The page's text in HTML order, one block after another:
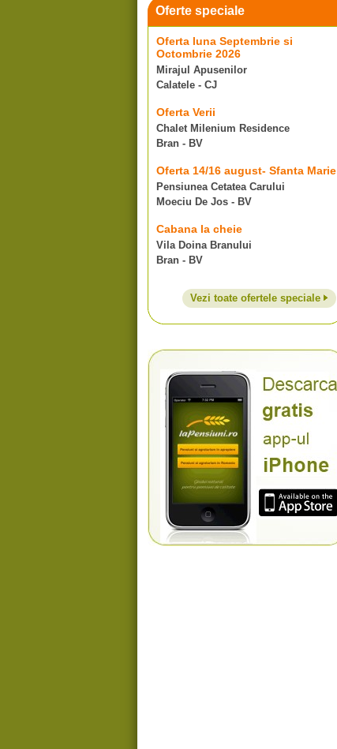
Oferte speciale
Oferta luna Septembrie si
Octombrie 2026
Mirajul Apusenilor
Calatele - CJ
Oferta Verii
Chalet Milenium Residence
Bran - BV
Oferta 14/16 august- Sfanta Marie
Pensiunea Cetatea Carului
Moeciu De Jos - BV
Cabana la cheie
Vila Doina Branului
Bran - BV
Vezi toate ofertele speciale